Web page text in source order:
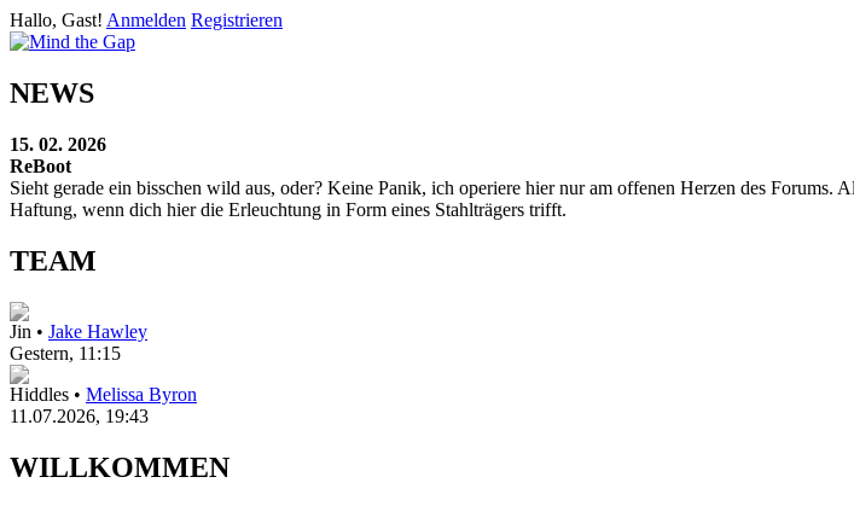
Hallo, Gast! Anmelden Registrieren
NEWS
15. 02. 2026
ReBoot
Sieht gerade ein bisschen wild aus, oder? Keine Panik, ich operiere hier nur am offenen Herzen des
Haftung, wenn dich hier die Erleuchtung in Form eines Stahlträgers trifft.
TEAM
Jin • Jake Hawley
Gestern, 11:15
Hiddles • Melissa Byron
11.07.2026, 19:43
WILLKOMMEN